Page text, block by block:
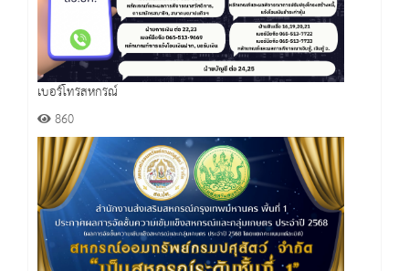
เบอร์โทรสหกรณ์
860